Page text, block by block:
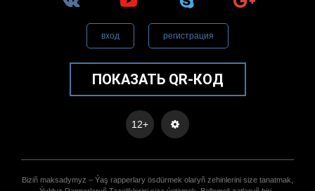
вход регистрация
ПОКАЗАТЬ QR-КОД
12+
Biziñ maksadymyz – Ýaş rapperlary ösdürmek olaryñ zehinlerini size tanatmak,